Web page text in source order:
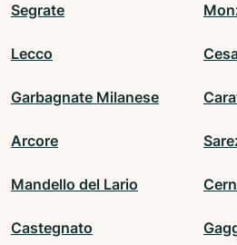
Segrate
Lecco
Garbagnate Milanese
Arcore
Mandello del Lario
Castegnato